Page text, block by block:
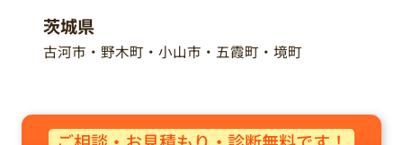
茨城県
古河市・野木町・小山市・五霞町・境町